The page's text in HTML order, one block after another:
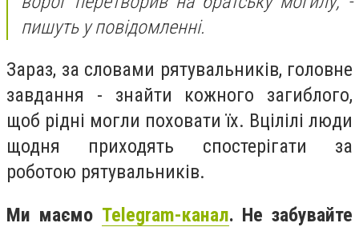
пишуть у повідомленні.
Зараз, за словами рятувальників, головне
завдання - знайти кожного загиблого,
щоб рідні могли поховати їх. Вцілілі люди
щодня приходять спостерігати за
роботою рятувальників.
Ми маємо Telegram-канал. Не забувайте